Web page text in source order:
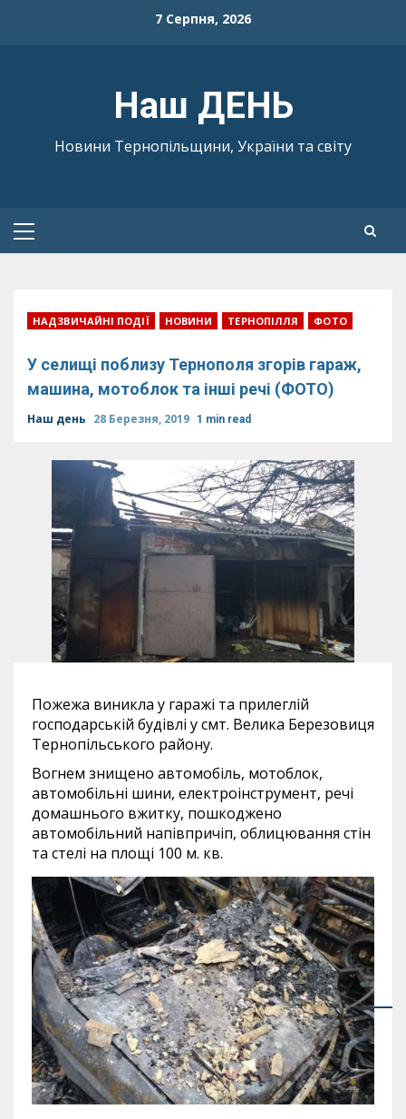
7 Серпня, 2026
Наш ДЕНЬ
Новини Тернопільщини, України та світу
Primary
НАДЗВИЧАЙНІ ПОДІЇ НОВИНИ ТЕРНОПІЛЛЯ ФОТО
У селищі поблизу Тернополя згорів гараж,
машина, мотоблок та інші речі (ФОТО)
Наш день 28 Березня, 2019 1 min read
Пожежа виникла у гаражі та прилеглій
господарській будівлі у смт. Велика Березовиця
Тернопільського району.
Вогнем знищено автомобіль, мотоблок,
автомобільні шини, електроінструмент, речі
домашнього вжитку, пошкоджено
автомобільний напівпричіп, облицювання стін
та стелі на площі 100 м. кв.